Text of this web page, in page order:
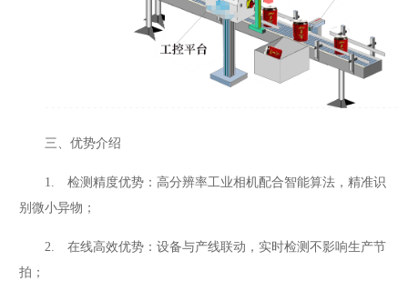
三、优势介绍
1. 检测精度优势：高分辨率工业相机配合智能算法，精准识
别微小异物；
2. 在线高效优势：设备与产线联动，实时检测不影响生产节
拍；